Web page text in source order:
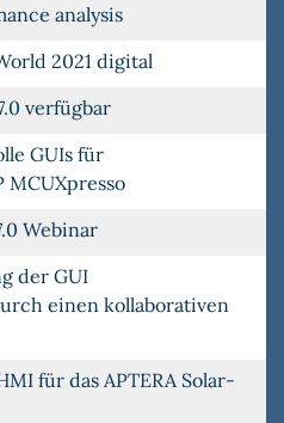
analysis
2021 digital
verfügbar
GUIs für
Webinar
der GUI
einen kollaborativen
für das APTERA Solar-